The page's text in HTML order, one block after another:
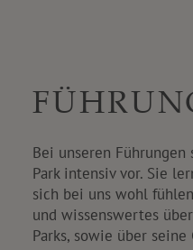
Bei unseren
Park intensiv vor. Sie
sich bei uns wohl
und wissenswertes
Parks, sowie über seine